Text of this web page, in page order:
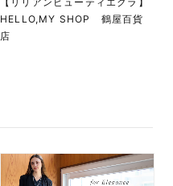
HELLO,MY SHOP 鶴屋百貨
店